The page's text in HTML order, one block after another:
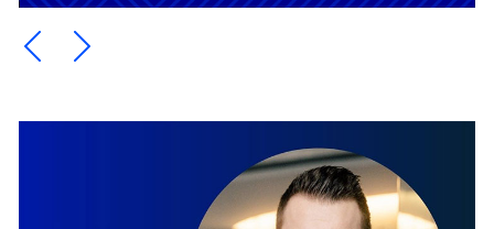
Ein Element zurück blättern
Ein Element weiter blättern